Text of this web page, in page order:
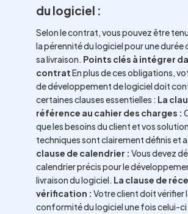
du logiciel :
Selon le contrat, vous pouvez être
la pérennité du logiciel pour une durée
sa livraison. Points clés à intégrer
contratEn plus de ces obligations,
de développement de logiciel doit
certaines clauses essentielles : La
référence au cahier des charges :
que les besoins du client et vos
techniques sont clairement définis et
clause de calendrier : Vous devez
calendrier précis pour le
livraison du logiciel. La clause de
vérification : Votre client doit vérifier
conformité du logiciel une fois celui-ci